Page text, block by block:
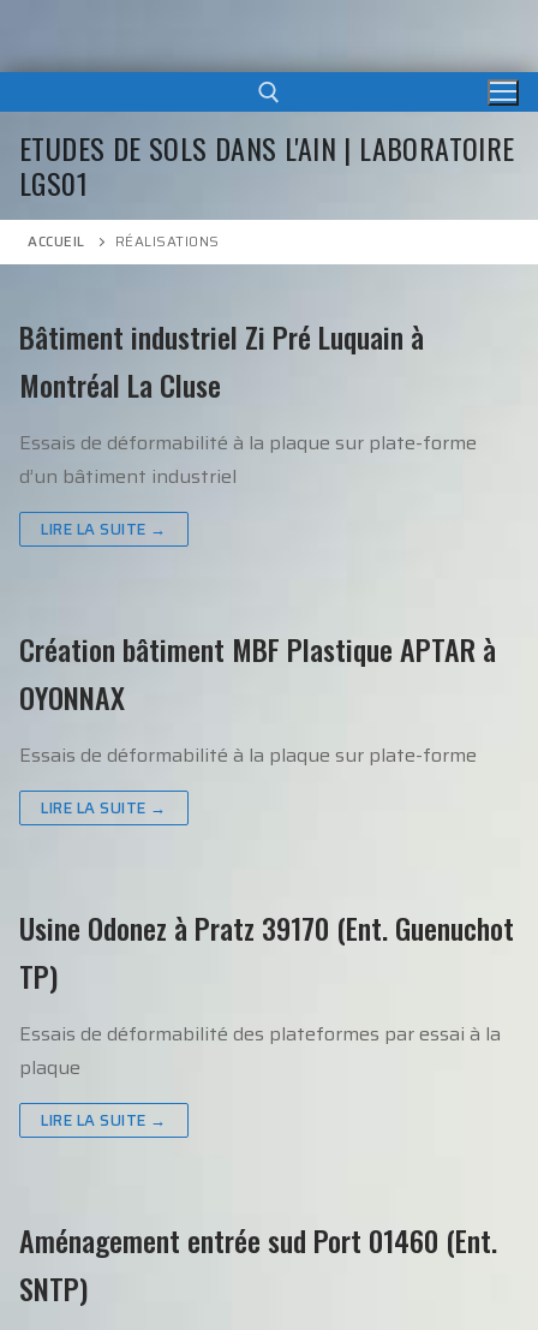
ETUDES DE SOLS DANS L'AIN | LABORATOIRE
LGS01
ACCUEIL RÉALISATIONS
Bâtiment industriel Zi Pré Luquain à
Montréal La Cluse
Essais de déformabilité à la plaque sur plate-forme
d’un bâtiment industriel
LIRE LA SUITE →
Création bâtiment MBF Plastique APTAR à
OYONNAX
Essais de déformabilité à la plaque sur plate-forme
LIRE LA SUITE →
Usine Odonez à Pratz 39170 (Ent. Guenuchot
TP)
Essais de déformabilité des plateformes par essai à la
plaque
LIRE LA SUITE →
Aménagement entrée sud Port 01460 (Ent.
SNTP)